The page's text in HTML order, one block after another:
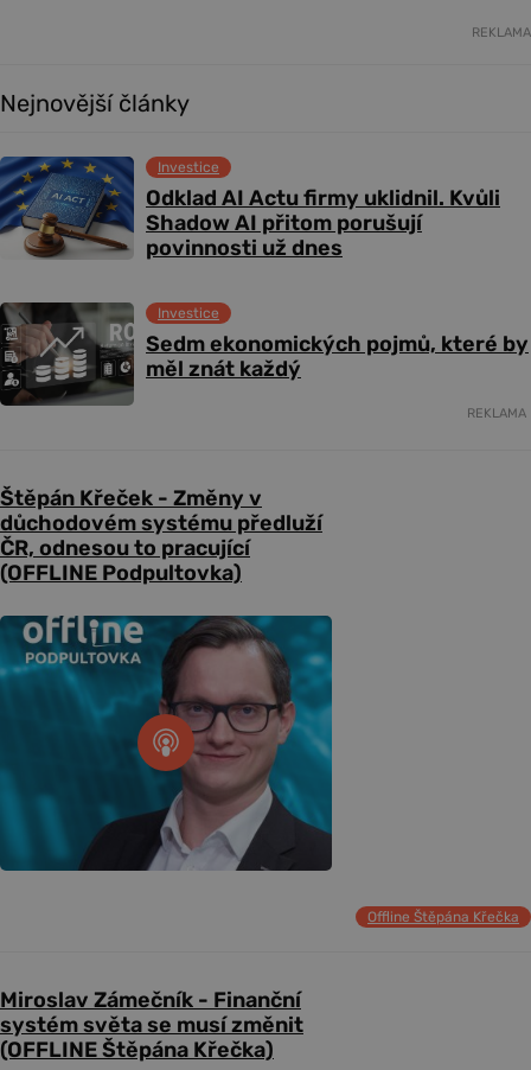
REKLAMA
Nejnovější články
Odklad AI Actu firmy uklidnil. Kvůli
Shadow AI přitom porušují
povinnosti už dnes
Investice
Sedm ekonomických pojmů, které by
měl znát každý
Investice
REKLAMA
Štěpán Křeček - Změny v
důchodovém systému předluží
ČR, odnesou to pracující
(OFFLINE Podpultovka)
Offline Štěpána Křečka
Miroslav Zámečník - Finanční
systém světa se musí změnit
(OFFLINE Štěpána Křečka)